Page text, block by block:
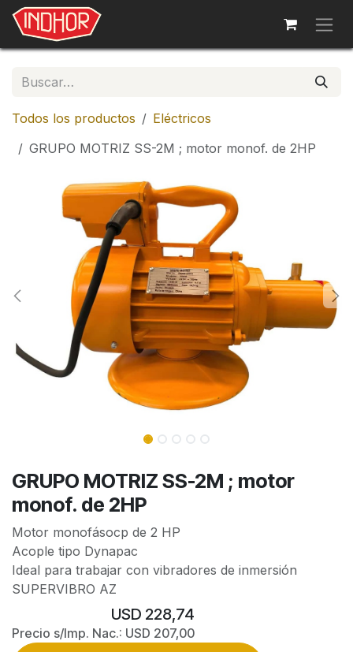
Ir al contenido
Todos los productos
Eléctricos
GRUPO MOTRIZ SS-2M ; motor monof. de 2HP
GRUPO MOTRIZ SS-2M ; motor
monof. de 2HP
Motor monofásocp de 2 HP
Acople tipo Dynapac
Ideal para trabajar con vibradores de inmersión
SUPERVIBRO AZ
USD 228,74
Precio s/Imp. Nac.: USD 207,00